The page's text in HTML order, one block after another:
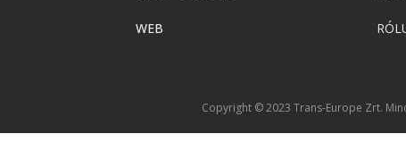
WEB
Copyright © 2023 Trans-Europe Zrt.